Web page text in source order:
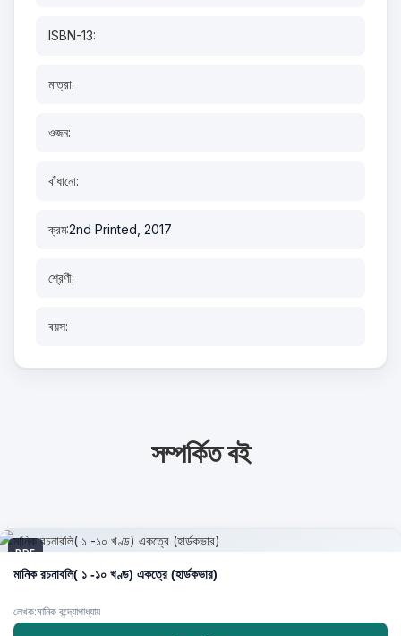
ISBN-13:
মাত্রা:
ওজন:
বাঁধানো:
ক্রম:2nd Printed, 2017
শ্রেণী:
বয়স:
সম্পর্কিত বই
PDF
মানিক রচনাবলি( ১ -১০ খণ্ড) একত্রে (হার্ডকভার)
লেখক:মানিক বন্দ্যোপাধ্যায়